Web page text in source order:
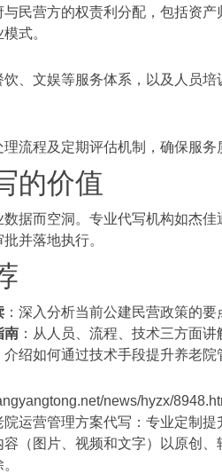
民营方的权责利分配，包括资
式。
、文娱等服务体系，以及人员
流程及定期评估机制，确保服务
的价值
据而空洞。专业代写机构如杰佳
并落地执行。
：深入分析当前公建民营政策的
南 ：从人员、流程、技术三方面
介绍如何通过技术手段提升养老院
news/hyzx/
运营管理方案代写：专业定制提
（图片、视频和文字）以原创